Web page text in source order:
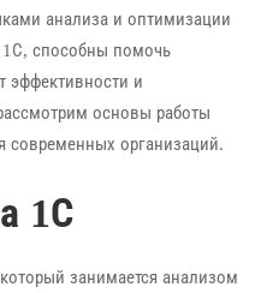
анализа и оптимизации
1С, способны помочь
эффективности и
основы работы
современных организаций.
1С
занимается анализом